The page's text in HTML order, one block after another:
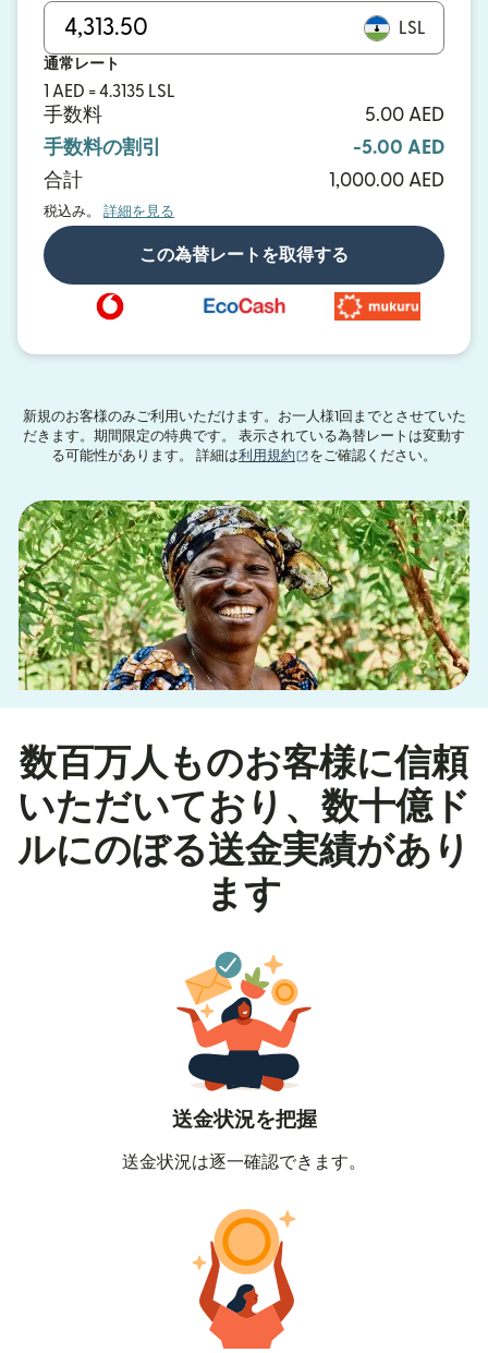
LSL
通常レート
1 AED = 4.3135 LSL
手数料
5.00 AED
手数料の割引
-5.00 AED
合計
1,000.00 AED
税込み。 詳細を見る
この為替レートを取得する
新規のお客様のみご利用いただけます。お一人様1回までとさせていた
だきます。期間限定の特典です。 表示されている為替レートは変動す
る可能性があります。 詳細は利用規約 （別ウィンドウで開きます
をご確認ください。
数百万人ものお客様に信頼
いただいており、数十億ド
ルにのぼる送金実績があり
ます
送金状況を把握
送金状況は逐一確認できます。